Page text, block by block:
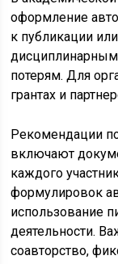
оформление
к публикации
потерям. Для
грантах и
Рекомендации
включают
каждого
формулировок
использование
деятельности.
соавторство,